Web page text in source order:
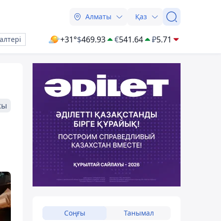
Алматы Қаз
+31°$469.93 €541.64 ₽5.71
Соңғы Танымал